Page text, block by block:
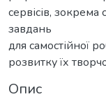
сервісів,
завдань
для самостійної
розвитку їх
Опис